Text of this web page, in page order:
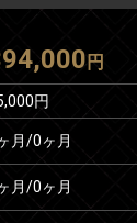
円
円
月/0ヶ月
月/0ヶ月